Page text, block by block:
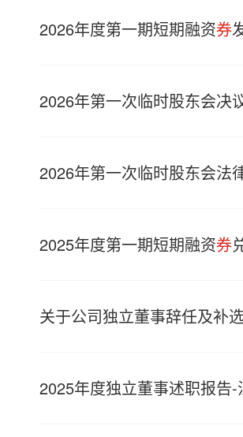
2026年度第一期短期融资券
2026年第一次临时股东会决
2026年第一次临时股东会法
2025年度第一期短期融资券
关于公司独立董事辞任及补
2025年度独立董事述职报告-